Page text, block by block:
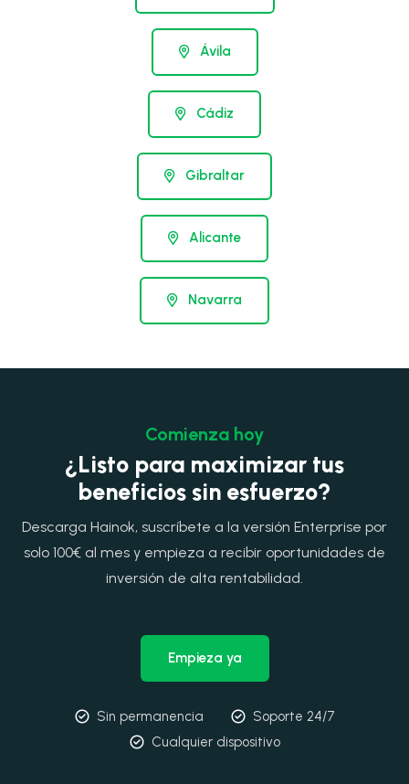
Ávila
Cádiz
Gibraltar
Alicante
Navarra
Comienza hoy
¿Listo para maximizar tus
beneficios sin esfuerzo?
Descarga Hainok, suscríbete a la versión Enterprise por
solo 100€ al mes y empieza a recibir oportunidades de
inversión de alta rentabilidad.
Empieza ya
Sin permanencia
Soporte 24/7
Cualquier dispositivo